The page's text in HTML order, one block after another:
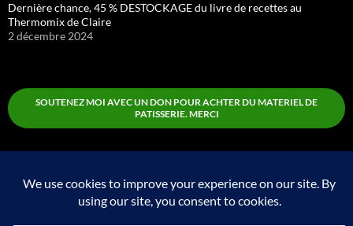
Dernière chance, 45 % DESTOCKAGE du livre de recettes au
Thermomix de Claire
2 décembre 2024
SOUTENEZ MOI AVEC UN DON POUR ACHTER DU MATERIEL DE
PATISSERIE. MERCI
Boutique Fièrement propulsé par WordPress